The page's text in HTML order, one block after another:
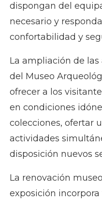
dispongan del
necesario y
confortabilidad y
La ampliación de las
del Museo
ofrecer a los
en condiciones
colecciones, ofertar
actividades
disposición nuevos
La renovación
exposición